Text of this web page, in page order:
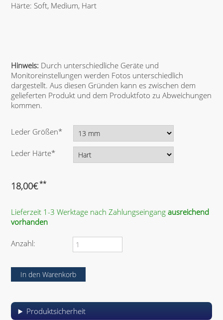
Härte: Soft, Medium, Hart
Hinweis: Durch unterschiedliche Geräte und
Monitoreinstellungen werden Fotos unterschiedlich
dargestellt. Aus diesen Gründen kann es zwischen dem
gelieferten Produkt und dem Produktfoto zu Abweichungen
kommen.
P
l
h
e
l
Leder Größen*
P
i
c
t
f
l
Leder Härte*
18,00€**
Lieferzeit 1-3 Werktage nach Zahlungseingang ausreichend
vorhanden
Anzahl:
Produktsicherheit